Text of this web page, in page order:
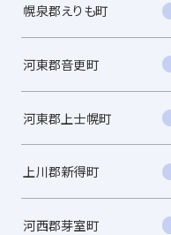
幌泉郡えりも町
河東郡音更町
河東郡上士幌町
上川郡新得町
河西郡芽室町